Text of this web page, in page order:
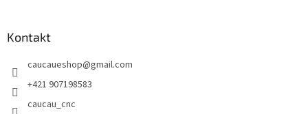
Kontakt
caucaueshop@gmail.com
+421 907198583
caucau_cnc